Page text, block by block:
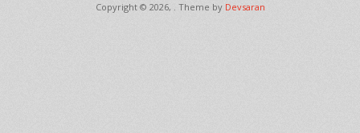
Copyright © 2026, . Theme by Devsaran